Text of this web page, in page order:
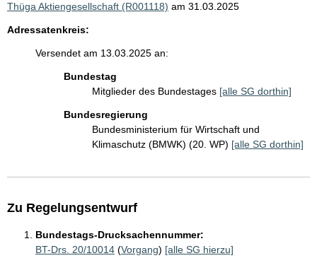
Thüga Aktiengesellschaft (R001118) am 31.03.2025
Adressatenkreis:
Versendet am 13.03.2025 an:
Bundestag
Mitglieder des Bundestages [alle SG dorthin]
Bundesregierung
Bundesministerium für Wirtschaft und
Klimaschutz (BMWK) (20. WP) [alle SG dorthin]
Zu Regelungsentwurf
Bundestags-Drucksachennummer:
BT-Drs. 20/10014 (Vorgang) [alle SG hierzu]